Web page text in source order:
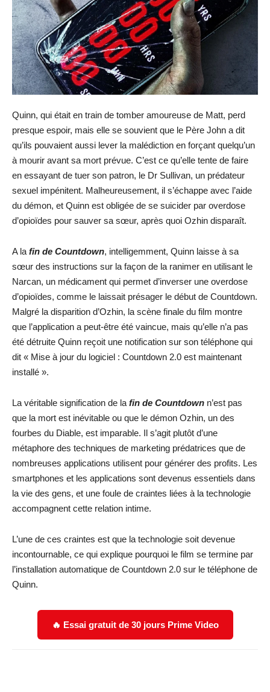
Quinn, qui était en train de tomber amoureuse de Matt, perd
presque espoir, mais elle se souvient que le Père John a dit
qu’ils pouvaient aussi lever la malédiction en forçant quelqu’un
à mourir avant sa mort prévue. C’est ce qu’elle tente de faire
en essayant de tuer son patron, le Dr Sullivan, un prédateur
sexuel impénitent. Malheureusement, il s’échappe avec l’aide
du démon, et Quinn est obligée de se suicider par overdose
d’opioïdes pour sauver sa sœur, après quoi Ozhin disparaît.
A la fin de Countdown, intelligemment, Quinn laisse à sa
sœur des instructions sur la façon de la ranimer en utilisant le
Narcan, un médicament qui permet d’inverser une overdose
d’opioïdes, comme le laissait présager le début de Countdown.
Malgré la disparition d’Ozhin, la scène finale du film montre
que l’application a peut-être été vaincue, mais qu’elle n’a pas
été détruite Quinn reçoit une notification sur son téléphone qui
dit « Mise à jour du logiciel : Countdown 2.0 est maintenant
installé ».
La véritable signification de la fin de Countdown n’est pas
que la mort est inévitable ou que le démon Ozhin, un des
fourbes du Diable, est imparable. Il s’agit plutôt d’une
métaphore des techniques de marketing prédatrices que de
nombreuses applications utilisent pour générer des profits. Les
smartphones et les applications sont devenus essentiels dans
la vie des gens, et une foule de craintes liées à la technologie
accompagnent cette relation intime.
L’une de ces craintes est que la technologie soit devenue
incontournable, ce qui explique pourquoi le film se termine par
l’installation automatique de Countdown 2.0 sur le téléphone de
Quinn.
🔥 Essai gratuit de 30 jours Prime Video